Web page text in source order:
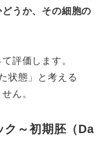
うか、その細胞の
評価します。
状態」と考える
ん。
～初期胚（Da